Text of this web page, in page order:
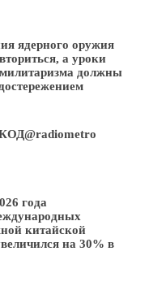
ядерного оружия
а уроки
должны
года
китайской
на 30% в